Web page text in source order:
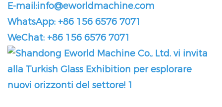
E-mail:info@eworldmachine.com
WhatsApp: +86 156 6576 7071
WeChat: +86 156 6576 7071